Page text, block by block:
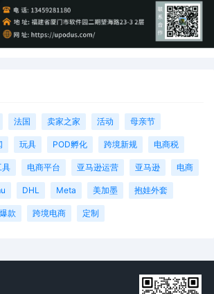
法国 卖家之家 活动 母亲节
玩具 POD孵化 跨境新规 电商税
具 电商平台 亚马逊运营 亚马逊 电商
DHL Meta 美加墨 抱娃外套
款 跨境电商 定制